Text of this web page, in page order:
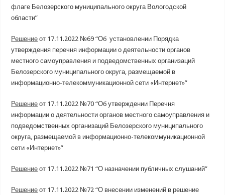
флаге Белозерского муниципального округа Вологодской
области”
Решение от 17.11.2022 №69 “Об установлении Порядка
утверждения перечня информации о деятельности органов
местного самоуправления и подведомственных организаций
Белозерского муниципального округа, размещаемой в
информационно-телекоммуникационной сети «Интернет»”
Решение от 17.11.2022 №70 “Об утверждении Перечня
информации о деятельности органов местного самоуправления и
подведомственных организаций Белозерского муниципального
округа, размещаемой в информационно-телекоммуникационной
сети «Интернет»”
Решение от 17.11.2022 №71 “О назначении публичных слушаний”
Решение от 17.11.2022 №72 “О внесении изменений в решение